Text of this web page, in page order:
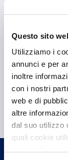
Questo sito
Utilizziamo i
annunci e per
inoltre
con i nostri
web e di
altre
dal suo utilizzo
quali cookie
Hai
Trova